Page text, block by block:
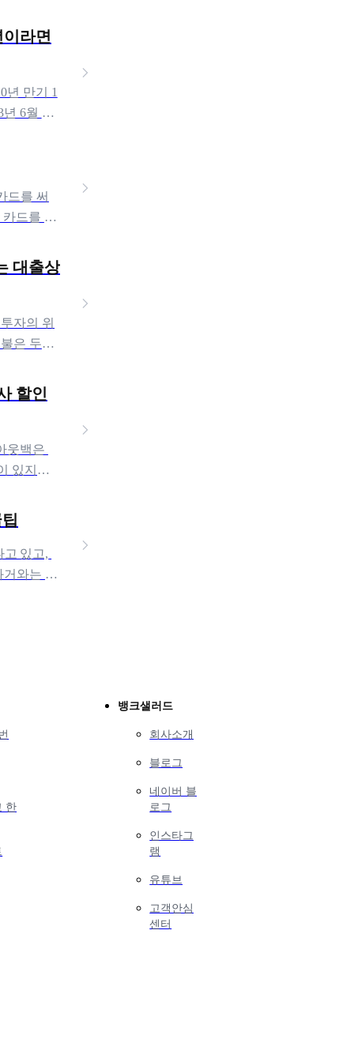
라면
년 만기 1
6월 청
드를 써
드를 찾
대출상
자의 위
은 두려
웃백은
있지만,
고 있고,
와는 다
한
뱅크샐러드
회사소개
블로그
네이버 블
로그
인스타그
램
유튜브
고객안심
센터